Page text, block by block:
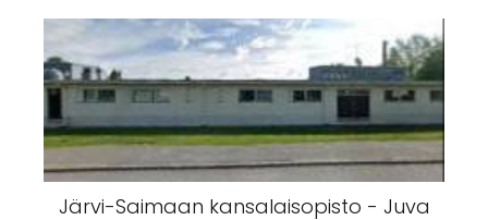
Järvi-Saimaan kansalaisopisto - Juva